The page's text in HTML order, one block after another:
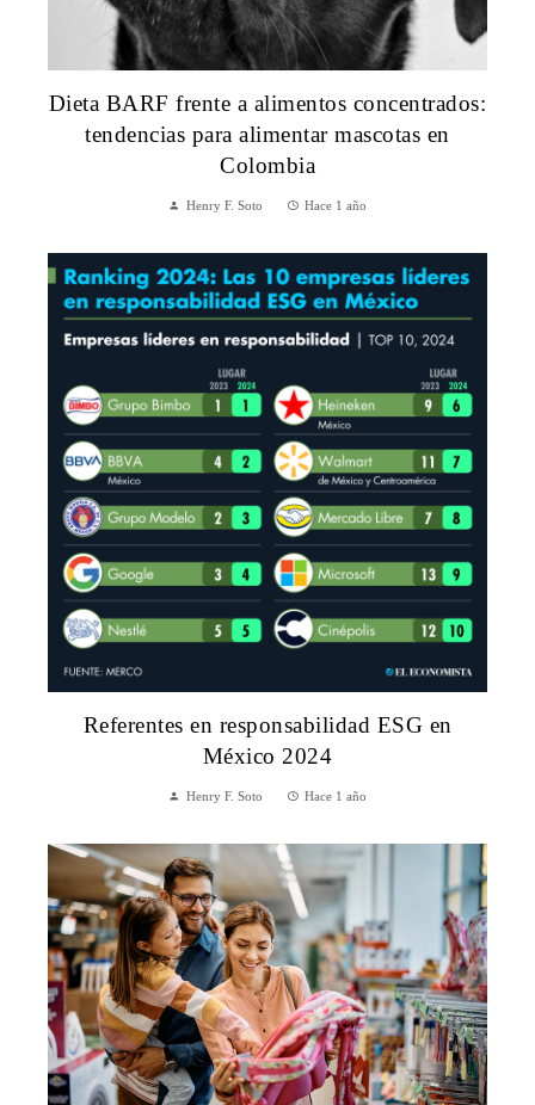
Dieta BARF frente a alimentos concentrados:
tendencias para alimentar mascotas en
Colombia
Henry F. Soto Hace 1 año
Referentes en responsabilidad ESG en
México 2024
Henry F. Soto Hace 1 año